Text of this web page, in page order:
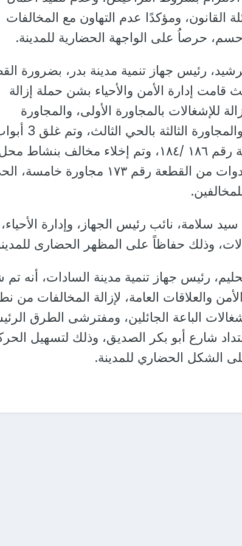
القانون، ومؤكدًا عدم التهاون مع المخالفات
حسم، حرصاُ على الواجهة الحضارية للمدينة.
رئيس جهاز تنمية مدينة بدر، بضرورة
قامت إدارة الأمن والأحياء بشن حملة إزالة
للإشغالات بالمجاورة الأولى، والمجاورة
الخامسة، والمجاورة الرابعة، والمجاورة الثالثة بالحي
محال تم فتحها بالقطع السكنية رقم ١٨٦ /١٨٤، وتم إخلاء مخالف بنشاط
تغيير زيوت، والتحفظ على الأدوات من القطعة رقم ١٧٣ مجاورة
سلامة، نائب رئيس الجهاز، وإدارة الأحياء،
وذلك حفاظاً على المظهر الحضارى
رئيس جهاز تنمية مدينة السادات، أنه
والعلاقات العامة، لإزالة المخالفات من
الباعة الجائلين، ومفترشى الطرق
شارع أبو بكر الصديق، وذلك لتسهيل
الشكل الحضاري للمدينة.